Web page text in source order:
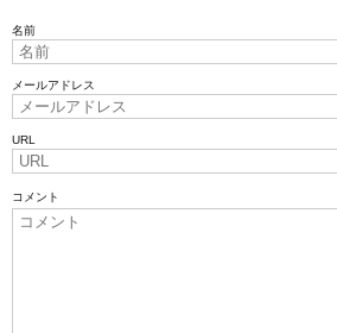
名前
メールアドレス
URL
コメント